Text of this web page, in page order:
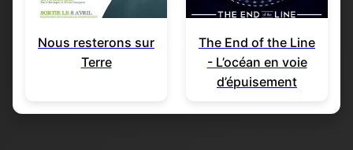
Nous resterons sur
Terre
The End of the Line
- L’océan en voie
d’épuisement